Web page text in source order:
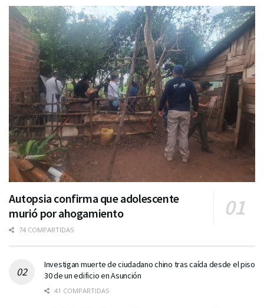
Autopsia confirma que adolescente
murió por ahogamiento
74 COMPARTIDAS
Investigan muerte de ciudadano chino tras caída desde el piso
30 de un edificio en Asunción
41 COMPARTIDAS